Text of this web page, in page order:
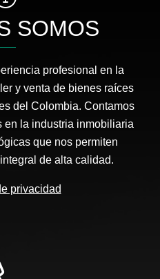
SOMOS
profesional en la
y venta de bienes raíces
del Colombia. Contamos
en la industria inmobiliaria
que nos permiten
de alta calidad.
privacidad